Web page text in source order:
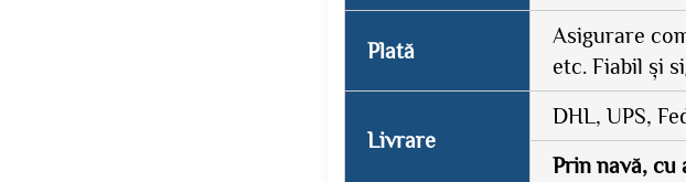
Plată
Asigurare
etc. Fiabil și
Livrare
DHL, UPS,
Prin navă, cu